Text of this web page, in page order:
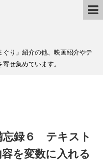
り」紹介の他、映画紹介やテ
せ集めています。
忘録６ テキスト
を変数に入れる